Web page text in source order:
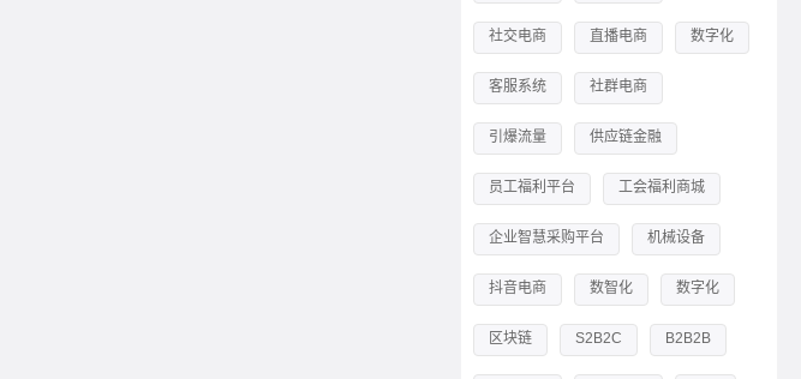
社交电商 直播电商 数字化
客服系统 社群电商
引爆流量 供应链金融
员工福利平台 工会福利商城
企业智慧采购平台 机械设备
抖音电商 数智化 数字化
区块链 S2B2C B2B2B